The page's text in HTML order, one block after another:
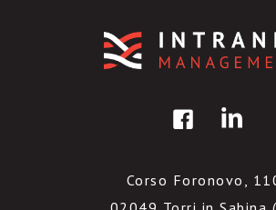
Corso Foronovo,